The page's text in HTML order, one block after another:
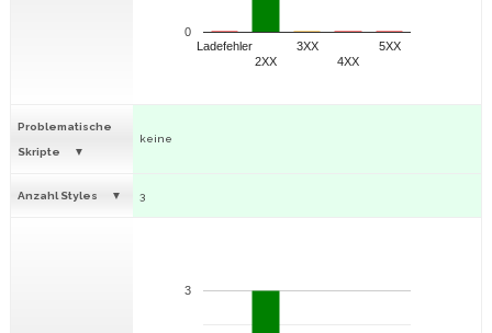
Ladefehler
2XX
3XX
4XX
5XX
0
Problematische
Skripte
keine
Anzahl Styles 3
3